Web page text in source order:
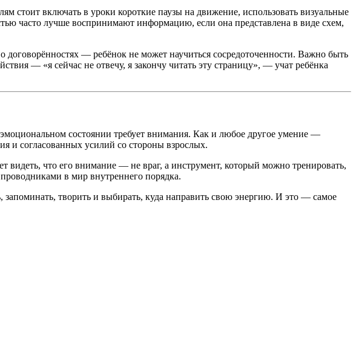
стоит включать в уроки короткие паузы на движение, использовать визуальные
часто лучше воспринимают информацию, если она представлена в виде схем,
— ребёнок не может научиться сосредоточенности. Важно быть
— «я сейчас не отвечу, я закончу читать эту страницу», — учат ребёнка
состоянии требует внимания. Как и любое другое умение —
и согласованных усилий со стороны взрослых.
видеть, что его внимание — не враг, а инструмент, который можно тренировать,
в мир внутреннего порядка.
творить и выбирать, куда направить свою энергию. И это — самое